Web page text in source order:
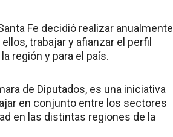
Fe decidió realizar anualmente
trabajar y afianzar el perfil
región y para el país.
de Diputados, es una iniciativa
en conjunto entre los sectores
en las distintas regiones de la